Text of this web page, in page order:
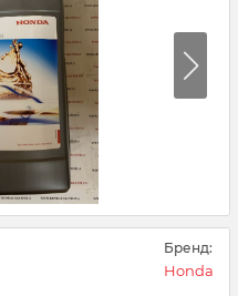
Бренд:
Honda